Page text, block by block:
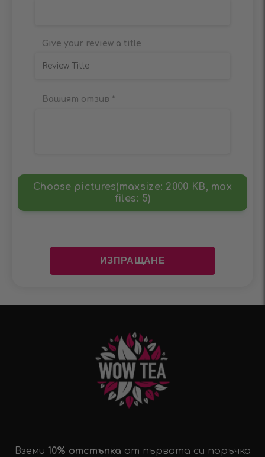
Give your review a title
Вашият отзив *
Choose pictures(maxsize: 2000 KB, max
files: 5)
Вземи 10% отстъпка от първата си поръчка